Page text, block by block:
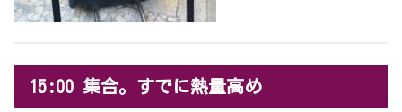
15:00 集合。すでに熱量高め